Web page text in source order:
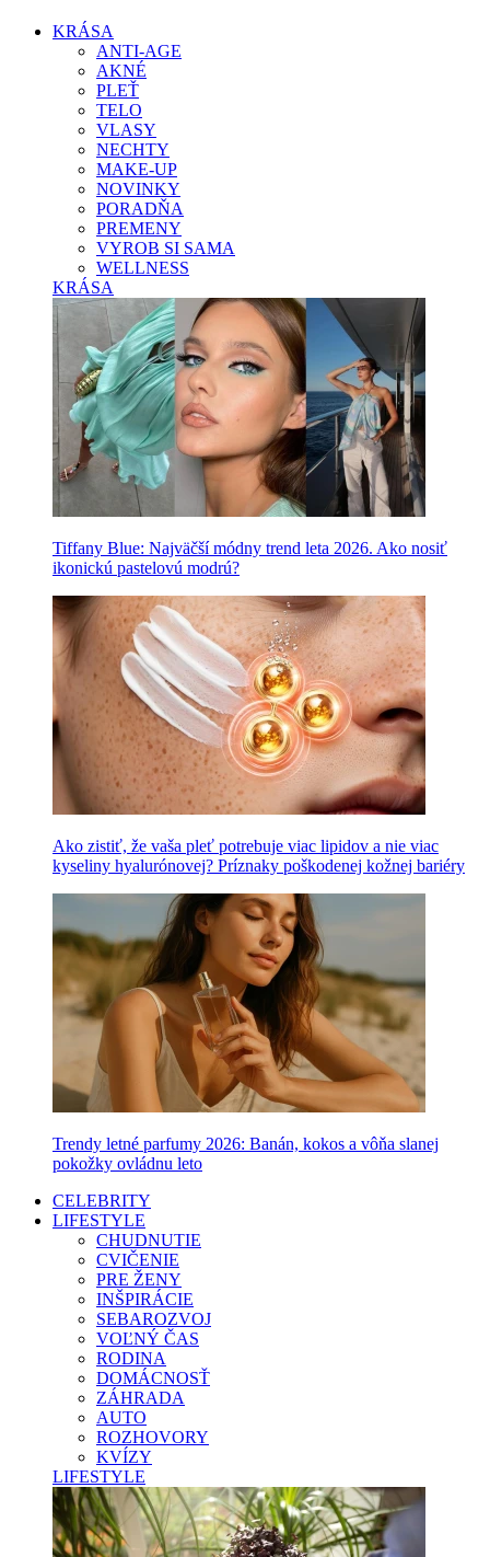
KRÁSA
ANTI-AGE
AKNÉ
PLEŤ
TELO
VLASY
NECHTY
MAKE-UP
NOVINKY
PORADŇA
PREMENY
VYROB SI SAMA
WELLNESS
KRÁSA
Tiffany Blue: Najväčší módny trend leta 2026. Ako nosiť
ikonickú pastelovú modrú?
Ako zistiť, že vaša pleť potrebuje viac lipidov a nie viac
kyseliny hyalurónovej? Príznaky poškodenej kožnej bariéry
Trendy letné parfumy 2026: Banán, kokos a vôňa slanej
pokožky ovládnu leto
CELEBRITY
LIFESTYLE
CHUDNUTIE
CVIČENIE
PRE ŽENY
INŠPIRÁCIE
SEBAROZVOJ
VOĽNÝ ČAS
RODINA
DOMÁCNOSŤ
ZÁHRADA
AUTO
ROZHOVORY
KVÍZY
LIFESTYLE